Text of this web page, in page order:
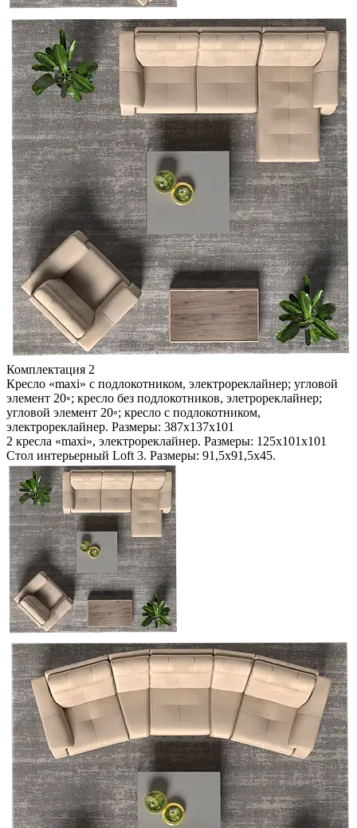
Комплектация 2
Кресло «maxi» с подлокотником, электрореклайнер; угловой
элемент 20◦; кресло без подлокотников, элетрореклайнер;
угловой элемент 20◦; кресло с подлокотником,
электрореклайнер. Размеры: 387х137х101
2 кресла «maxi», электрореклайнер. Размеры: 125х101х101
Стол интерьерный Loft 3. Размеры: 91,5х91,5х45.